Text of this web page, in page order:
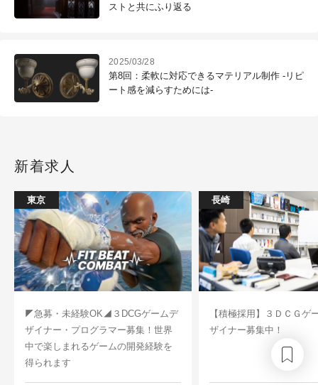
ストと共にふり返る
2025/03/28
第8回：柔軟に対応できるマテリアル制作 -リピ
ート感を減らすためには-
新着求人
東京
◤急募・未経験OK◢３DCGゲームデ
ザイナー・プログラマー募集！世界
中で楽しまれるゲームの開発経験を
得られます
長崎
【積極採用】３ＤＣＧゲ
ザイナー募集中！